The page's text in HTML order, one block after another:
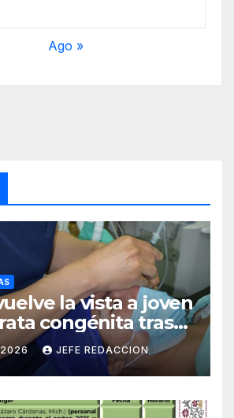
Ago »
la vista a joven
congénita tras
limitación visual
JEFE REDACCION